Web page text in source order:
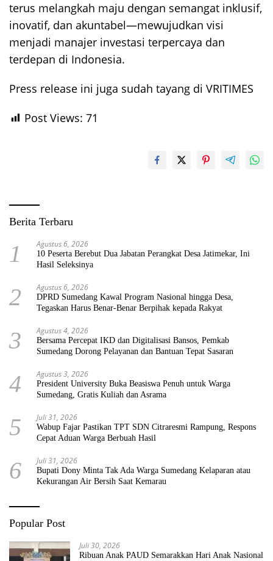
terus melangkah maju dengan semangat inklusif,
inovatif, dan akuntabel—mewujudkan visi
menjadi manajer investasi terpercaya dan
terdepan di Indonesia.
Press release ini juga sudah tayang di VRITIMES
Post Views: 71
Berita Terbaru
1 Agustus 6, 2026
10 Peserta Berebut Dua Jabatan Perangkat Desa Jatimekar, Ini
Hasil Seleksinya
2 Agustus 6, 2026
DPRD Sumedang Kawal Program Nasional hingga Desa,
Tegaskan Harus Benar-Benar Berpihak kepada Rakyat
3 Agustus 4, 2026
Bersama Percepat IKD dan Digitalisasi Bansos, Pemkab
Sumedang Dorong Pelayanan dan Bantuan Tepat Sasaran
4 Agustus 3, 2026
President University Buka Beasiswa Penuh untuk Warga
Sumedang, Gratis Kuliah dan Asrama
5 Juli 31, 2026
Wabup Fajar Pastikan TPT SDN Citraresmi Rampung, Respons
Cepat Aduan Warga Berbuah Hasil
6 Juli 31, 2026
Bupati Dony Minta Tak Ada Warga Sumedang Kelaparan atau
Kekurangan Air Bersih Saat Kemarau
Popular Post
Juli 30, 2026
Ribuan Anak PAUD Semarakkan Hari Anak Nasional